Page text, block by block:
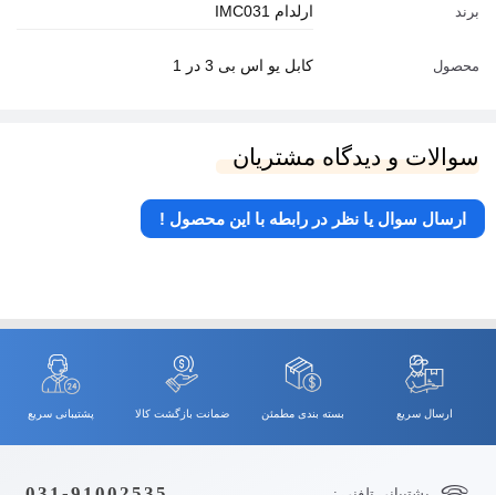
برند ارلدام IMC031
محصول کابل یو اس بی 3 در 1
سوالات و دیدگاه مشتریان
ارسال سوال یا نظر در رابطه با این محصول !
ارسال سریع بسته بندی مطمئن ضمانت بازگشت کالا پشتیبانی سریع